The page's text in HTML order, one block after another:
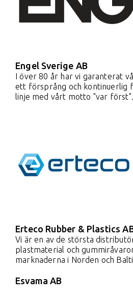
Engel Sverige AB
I över 80 år har vi garanterat
ett försprång och kontinuerlig
linje med vårt motto "var först".
Erteco Rubber & Plastics
Vi är en av de största
plastmaterial och
marknaderna i Norden och
Esvama AB